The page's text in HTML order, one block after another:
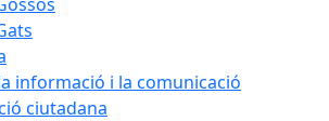
informació i la comunicació
ciutadana